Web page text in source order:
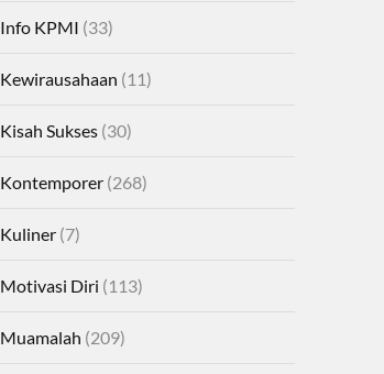
Info KPMI (33)
Kewirausahaan (11)
Kisah Sukses(30)
Kontemporer(268)
Kuliner(7)
Motivasi Diri (113)
Muamalah (209)